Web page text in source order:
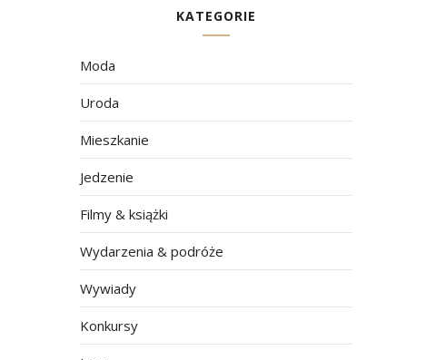
KATEGORIE
Moda
Uroda
Mieszkanie
Jedzenie
Filmy & książki
Wydarzenia & podróże
Wywiady
Konkursy